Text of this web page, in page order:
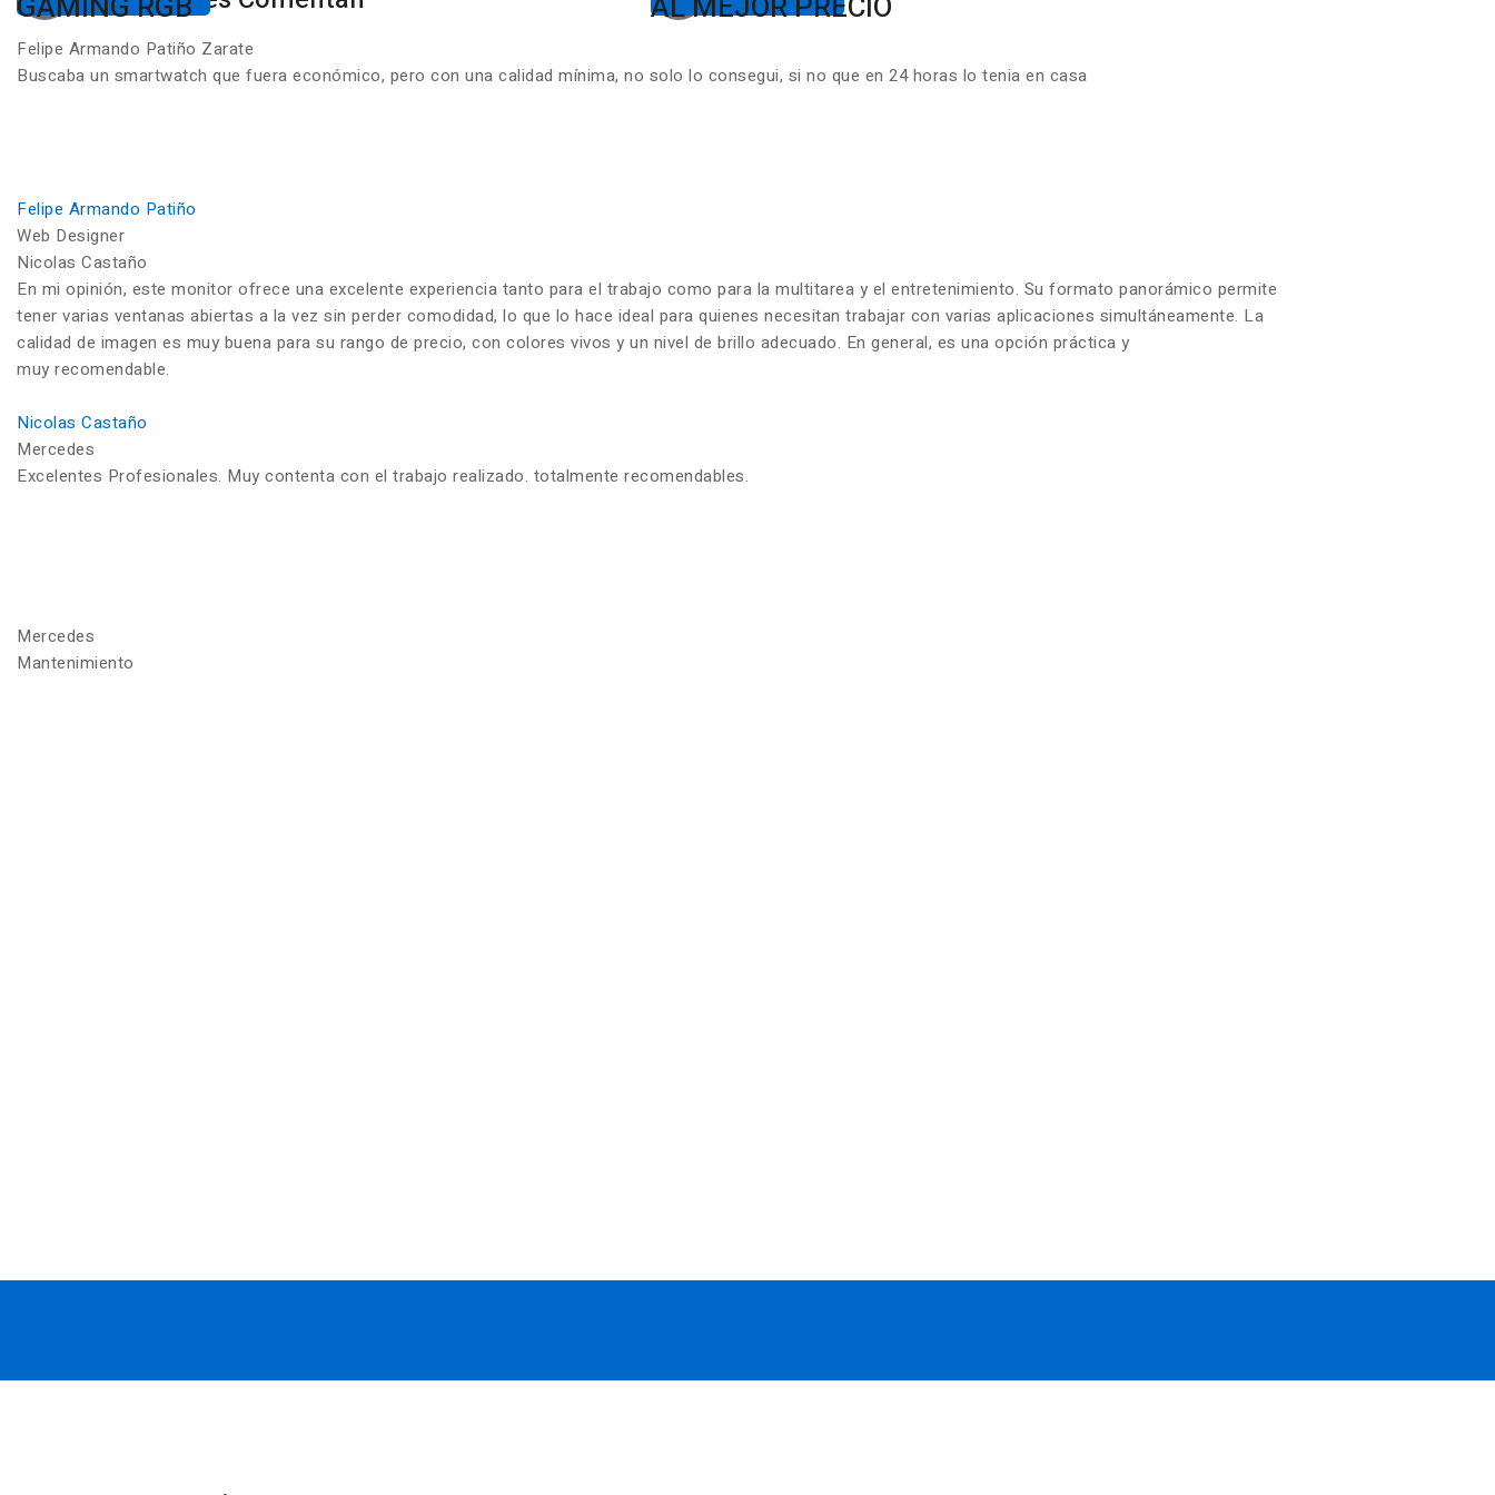
Felipe Armando Patiño Zarate
Buscaba un smartwatch que fuera económico, pero con una calidad mínima, no solo lo consegui, si no que en 24 horas lo tenia en casa
Felipe Armando Patiño
Web Designer
Nicolas Castaño
En mi opinión, este monitor ofrece una excelente experiencia tanto para el trabajo como para la multitarea y el entretenimiento. Su formato panorámico permite
tener varias ventanas abiertas a la vez sin perder comodidad, lo que lo hace ideal para quienes necesitan trabajar con varias aplicaciones simultáneamente. La
calidad de imagen es muy buena para su rango de precio, con colores vivos y un nivel de brillo adecuado. En general, es una opción práctica y
muy recomendable.
Nicolas Castaño
Mercedes
Excelentes Profesionales. Muy contenta con el trabajo realizado. totalmente recomendables.
Mercedes
Mantenimiento